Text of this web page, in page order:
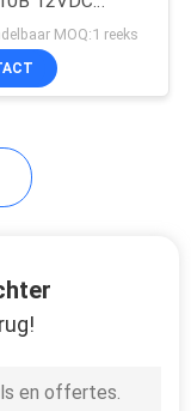
de
de Motor
For
MOQ:1 reeks